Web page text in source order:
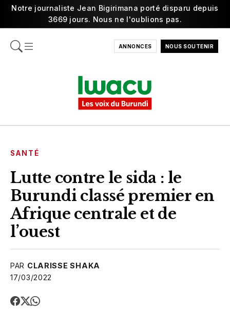
Notre journaliste Jean Bigirimana porté disparu depuis
3669 jours. Nous ne l'oublions pas.
ANNONCES NOUS SOUTENIR
SANTÉ
Lutte contre le sida : le
Burundi classé premier en
Afrique centrale et de
l’ouest
PAR CLARISSE SHAKA
17/03/2022